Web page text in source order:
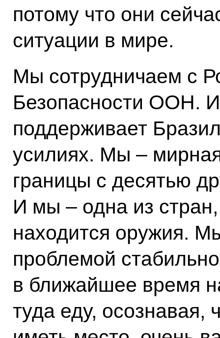
потому что они
ситуации в мире.
Мы сотрудничаем с
Безопасности ООН.
поддерживает
усилиях. Мы –
границы с десятью
И мы – одна из
находится оружия.
проблемой
в ближайшее время
туда еду, осознавая,